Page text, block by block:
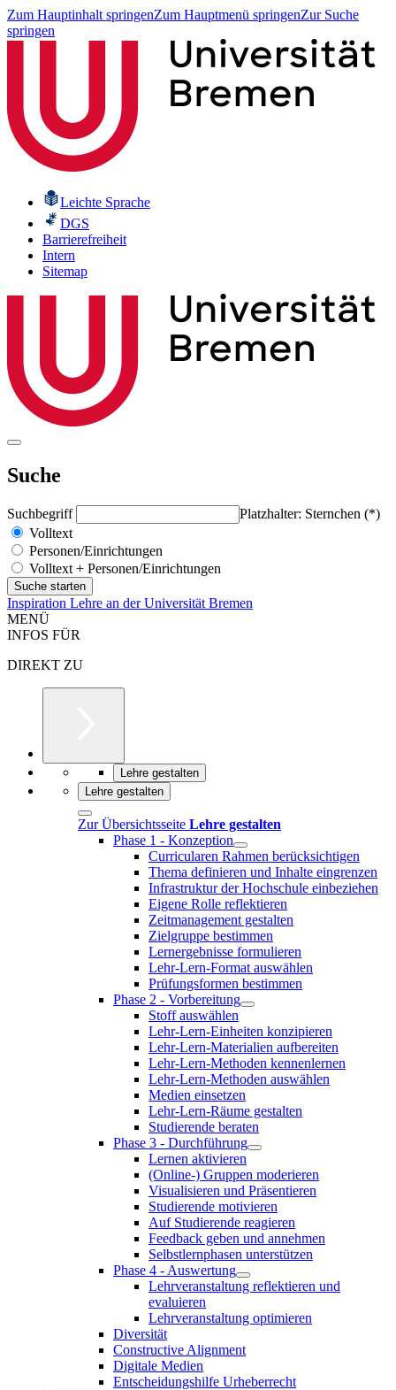
Zum Hauptinhalt springenZum Hauptmenü springenZur Suche
springen
Leichte Sprache
DGS
Barrierefreiheit
Intern
Sitemap
Suche
Suchbegriff
Platzhalter: Sternchen (*)
Volltext
Personen/Einrichtungen
Volltext + Personen/Einrichtungen
Inspiration Lehre an der Universität Bremen
MENÜ
INFOS FÜR
DIREKT ZU
Lehre gestalten
Lehre gestalten
Zur Übersichtsseite Lehre gestalten
Phase 1 - Konzeption
Curricularen Rahmen berücksichtigen
Thema definieren und Inhalte eingrenzen
Infrastruktur der Hochschule einbeziehen
Eigene Rolle reflektieren
Zeitmanagement gestalten
Zielgruppe bestimmen
Lernergebnisse formulieren
Lehr-Lern-Format auswählen
Prüfungsformen bestimmen
Phase 2 - Vorbereitung
Stoff auswählen
Lehr-Lern-Einheiten konzipieren
Lehr-Lern-Materialien aufbereiten
Lehr-Lern-Methoden kennenlernen
Lehr-Lern-Methoden auswählen
Medien einsetzen
Lehr-Lern-Räume gestalten
Studierende beraten
Phase 3 - Durchführung
Lernen aktivieren
(Online-) Gruppen moderieren
Visualisieren und Präsentieren
Studierende motivieren
Auf Studierende reagieren
Feedback geben und annehmen
Selbstlernphasen unterstützen
Phase 4 - Auswertung
Lehrveranstaltung reflektieren und
evaluieren
Lehrveranstaltung optimieren
Diversität
Constructive Alignment
Digitale Medien
Entscheidungshilfe Urheberrecht